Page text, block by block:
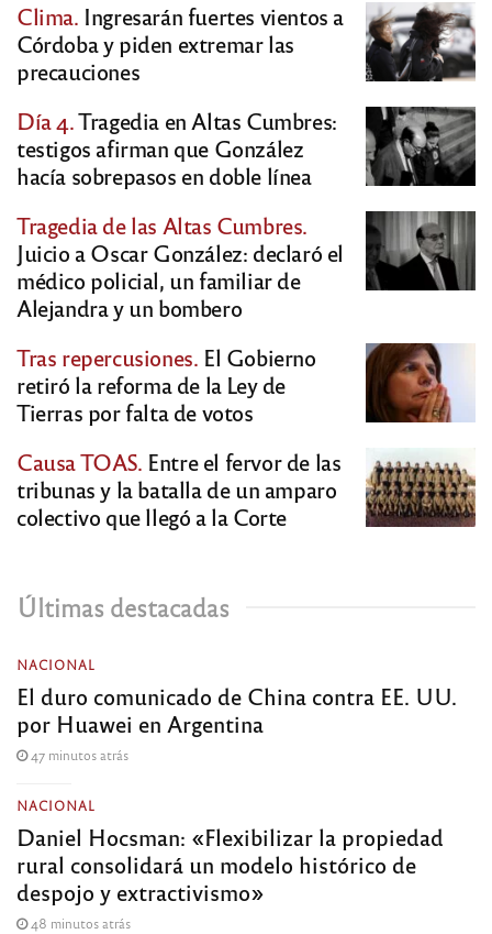
Clima. Ingresarán fuertes vientos a
Córdoba y piden extremar las
precauciones
Día 4.Tragedia en Altas Cumbres:
testigos afirman que González
hacía sobrepasos en doble línea
Tragedia de las Altas Cumbres.
Juicio a Oscar González: declaró el
médico policial, un familiar de
Alejandra y un bombero
Tras repercusiones. El Gobierno
retiró la reforma de la Ley de
Tierras por falta de votos
Causa TOAS. Entre el fervor de las
tribunas y la batalla de un amparo
colectivo que llegó a la Corte
Últimas destacadas
NACIONAL
El duro comunicado de China contra EE. UU.
por Huawei en Argentina
47 minutos atrás
NACIONAL
Daniel Hocsman: «Flexibilizar la propiedad
rural consolidará un modelo histórico de
despojo y extractivismo»
48 minutos atrás